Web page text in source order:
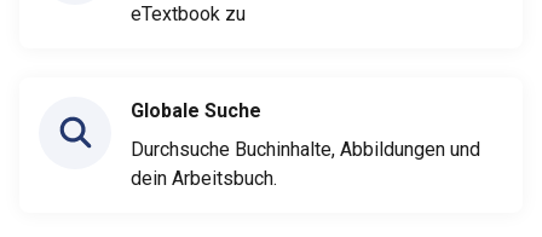
eTextbook zu
Globale Suche
Durchsuche Buchinhalte, Abbildungen und
dein Arbeitsbuch.